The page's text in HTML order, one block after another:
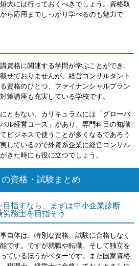
大には行っておくべきでしょう。資格取
ら応用までしっかり学べるのも魅力で
資格に関連する学問が学ぶことができ、
せておりませんが、経営コンサルタント
資格のひとつ、ファイナンシャルプラン
策講座も充実している学校です。
ともない、カリキュラムには「グローバ
ル経営コース」があり、専門科目の知識
ビジネスで使うことが多くなるであろう
しているので外資系企業に経営コンサル
きた時にも役に立つでしょう。
資格・試験まとめ
指すなら、まずは中小企業診断
務士を目指そう
自体は、特別な資格、試験に合格しなく
です。ですが就職や転職、そして独立を
ているほうがベターです。また国家資格